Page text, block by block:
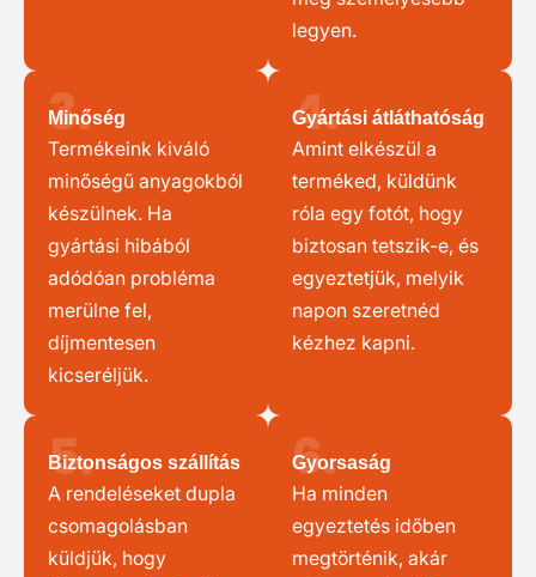
legyen.
3.
Minőség
Termékeink kiváló
minőségű anyagokból
készülnek. Ha
gyártási hibából
adódóan probléma
merülne fel,
díjmentesen
kicseréljük.
4.
Gyártási átláthatóság
Amint elkészül a
terméked, küldünk
róla egy fotót, hogy
biztosan tetszik-e, és
egyeztetjük, melyik
napon szeretnéd
kézhez kapni.
5.
Biztonságos szállítás
A rendeléseket dupla
csomagolásban
küldjük, hogy
6.
Gyorsaság
Ha minden
egyeztetés időben
megtörténik, akár